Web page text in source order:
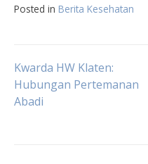
Posted in Berita Kesehatan
Post
navigation
Kwarda HW Klaten:
Hubungan Pertemanan
Abadi